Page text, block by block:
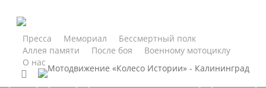
content
Пресса Мемориал
Бессмертный полк
Аллея памяти
После боя
Военному мотоциклу
О нас
search
2021